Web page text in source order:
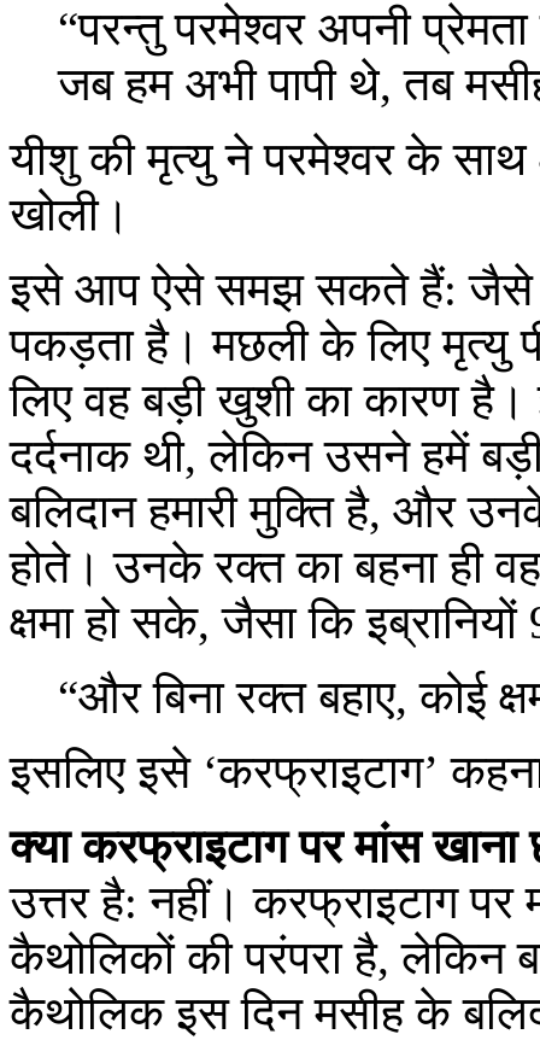
“परन्तु परमेश्वर अपनी
जब हम अभी पापी थे, तब
यीशु की मृत्यु ने परमेश्वर के साथ
खोली।
इसे आप ऐसे समझ सकते हैं: जैसे
पकड़ता है। मछली के लिए मृत्यु
लिए वह बड़ी खुशी का कारण
दर्दनाक थी, लेकिन उसने हमें
बलिदान हमारी मुक्ति है, और
होते। उनके रक्त का बहना ही
क्षमा हो सके, जैसा कि
“और बिना रक्त बहाए, कोई
इसलिए इसे ‘करफ्राइटाग’
क्या करफ्राइटाग पर मांस
उत्तर है: नहीं। करफ्राइटाग पर
कैथोलिकों की परंपरा है, लेकिन
कैथोलिक इस दिन मसीह के